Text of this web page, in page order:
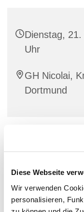
Diese Webseite
Wir verwenden
personalisieren,
Dienstag,
Uhr
GH Nicolai,
Dortmund